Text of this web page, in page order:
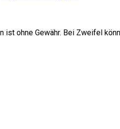
ohne Gewähr. Bei Zweifel